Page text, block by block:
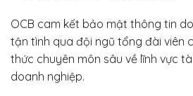
OCB cam kết bảo mật thông tin
tận tình qua đội ngũ tổng đài viên
thức chuyên môn sâu về lĩnh vực
doanh nghiệp.